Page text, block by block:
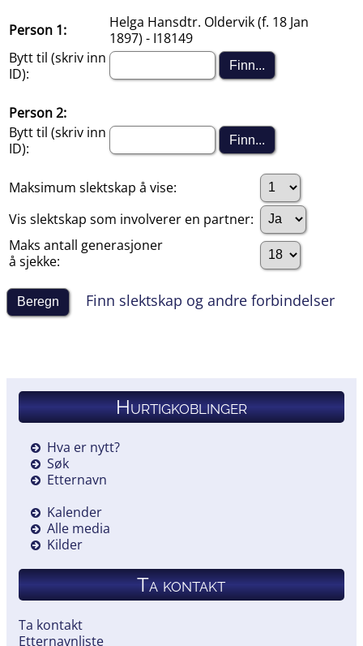
Person 1:
Helga Hansdtr. Oldervik (f. 18 Jan
1897) - I18149
Bytt til (skriv inn
ID):
Person 2:
Bytt til (skriv inn
ID):
Maksimum slektskap å vise:
Vis slektskap som involverer en partner:
Maks antall generasjoner
å sjekke:
Finn slektskap og andre forbindelser
Hurtigkoblinger
Hva er nytt?
Søk
Etternavn
Kalender
Alle media
Kilder
Ta kontakt
Ta kontakt
Etternavnliste